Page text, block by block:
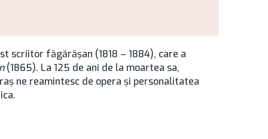
scriitor făgărăşan (1818 – 1884), care a
(1865). La 125 de ani de la moartea sa,
ne reamintesc de opera şi personalitatea